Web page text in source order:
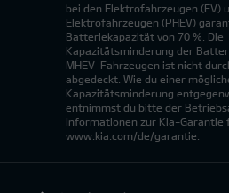
bei den Elektrofahrzeugen (EV)
Elektrofahrzeugen (PHEV)
Batteriekapazität von 70 %. Die
Kapazitätsminderung der
MHEV-Fahrzeugen ist nicht
abgedeckt. Wie du einer
Kapazitätsminderung
entnimmst du bitte der
Informationen zur Kia-Garantie
www.kia.com/de/garantie.